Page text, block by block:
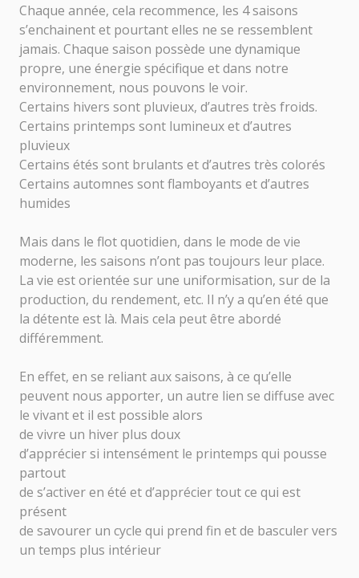
Chaque année, cela recommence, les 4 saisons
s’enchainent et pourtant elles ne se ressemblent
jamais. Chaque saison possède une dynamique
propre, une énergie spécifique et dans notre
environnement, nous pouvons le voir.
Certains hivers sont pluvieux, d’autres très froids.
Certains printemps sont lumineux et d’autres
pluvieux
Certains étés sont brulants et d’autres très colorés
Certains automnes sont flamboyants et d’autres
humides
Mais dans le flot quotidien, dans le mode de vie
moderne, les saisons n’ont pas toujours leur place.
La vie est orientée sur une uniformisation, sur de la
production, du rendement, etc. Il n’y a qu’en été que
la détente est là. Mais cela peut être abordé
différemment.
En effet, en se reliant aux saisons, à ce qu’elle
peuvent nous apporter, un autre lien se diffuse avec
le vivant et il est possible alors
de vivre un hiver plus doux
d’apprécier si intensément le printemps qui pousse
partout
de s’activer en été et d’apprécier tout ce qui est
présent
de savourer un cycle qui prend fin et de basculer vers
un temps plus intérieur